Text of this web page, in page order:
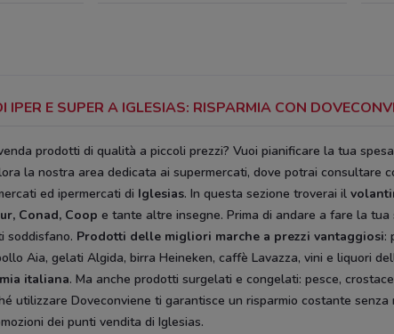
IPER E SUPER A IGLESIAS: RISPARMIA CON
prodotti di qualità a piccoli prezzi? Vuoi pianificare la tua
la nostra area dedicata ai supermercati, dove potrai consultare
ed ipermercati di Iglesias. In questa sezione troverai il
Conad, Coop e tante altre insegne. Prima di andare a fare la tua
soddisfano. Prodotti delle migliori marche a prezzi vantaggiosi:
Aia, gelati Algida, birra Heineken, caffè Lavazza, vini e liquori
italiana. Ma anche prodotti surgelati e congelati: pesce,
utilizzare Doveconviene ti garantisce un risparmio costante
dei punti vendita di Iglesias.